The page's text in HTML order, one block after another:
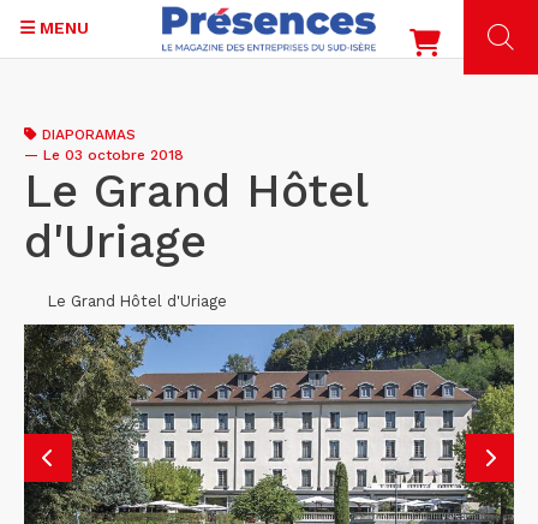
contenu
principal
MENU
DIAPORAMAS
— Le 03 octobre 2018
Le Grand Hôtel
d'Uriage
Le Grand Hôtel d'Uriage